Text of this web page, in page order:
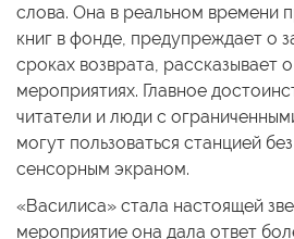
слова. Она в реальном времени
книг в фонде, предупреждает о
сроках возврата, рассказывает
мероприятиях. Главное
читатели и люди с
могут пользоваться станцией
сенсорным экраном.
«Василиса» стала настоящей
мероприятие она дала ответ